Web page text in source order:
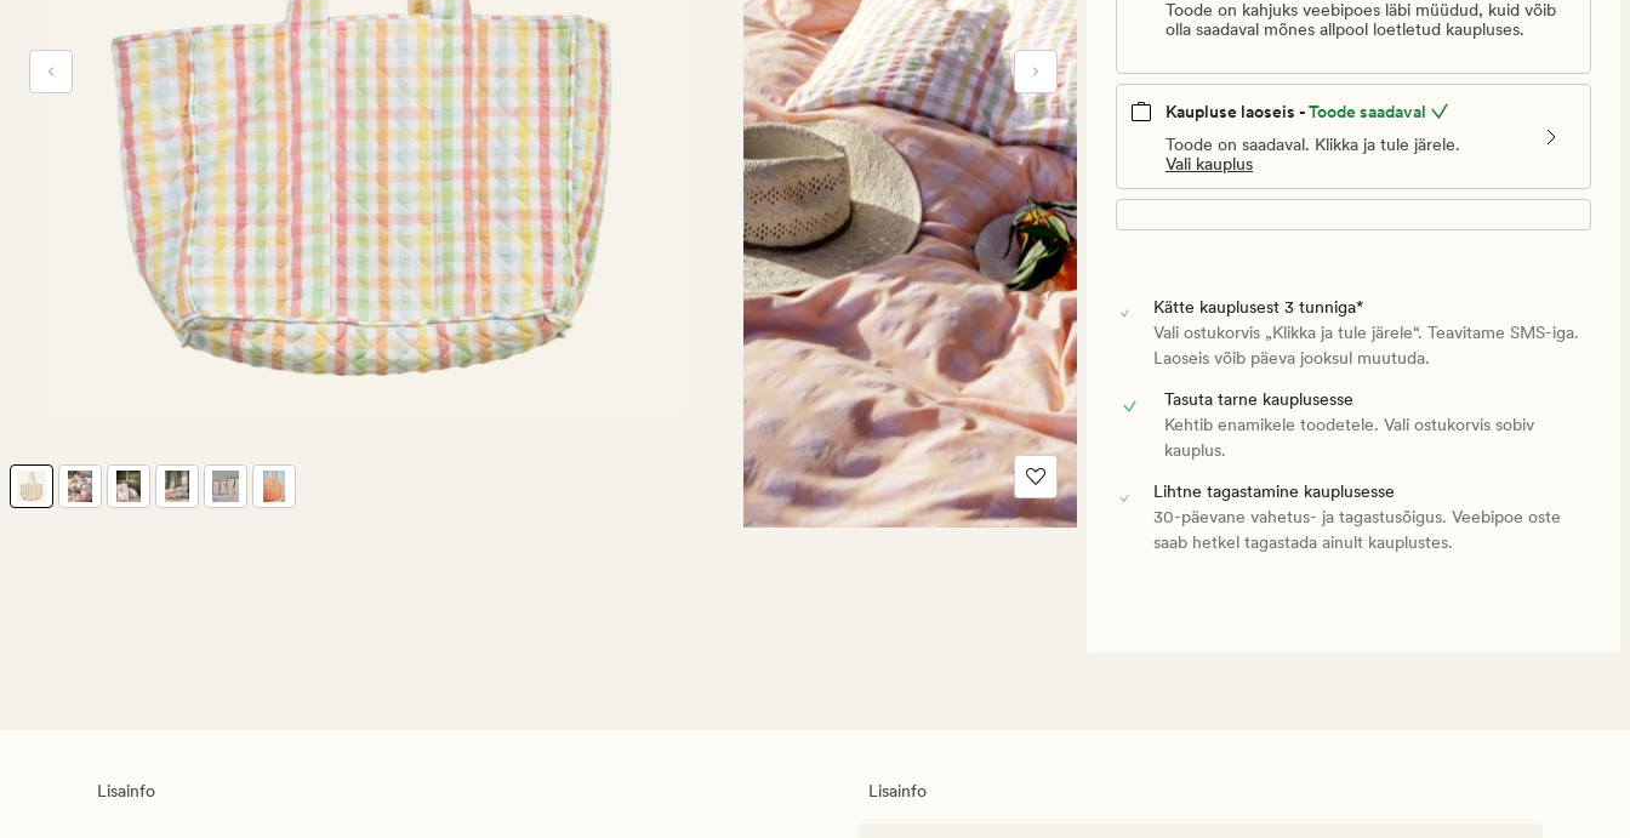
Toode on kahjuks veebipoes läbi müüdud, kuid võib
olla saadaval mõnes allpool loetletud kaupluses.
Kaupluse laoseis -Toode saadaval
Toode on saadaval. Klikka ja tule järele.
Vali kauplus
Kätte kauplusest 3 tunniga*
Vali ostukorvis „Klikka ja tule järele“. Teavitame SMS-iga.
Laoseis võib päeva jooksul muutuda.
Tasuta tarne kauplusesse
Kehtib enamikele toodetele. Vali ostukorvis sobiv
kauplus.
Lihtne tagastamine kauplusesse
30-päevane vahetus- ja tagastusõigus. Veebipoe oste
saab hetkel tagastada ainult kauplustes.
Lisainfo Lisainfo